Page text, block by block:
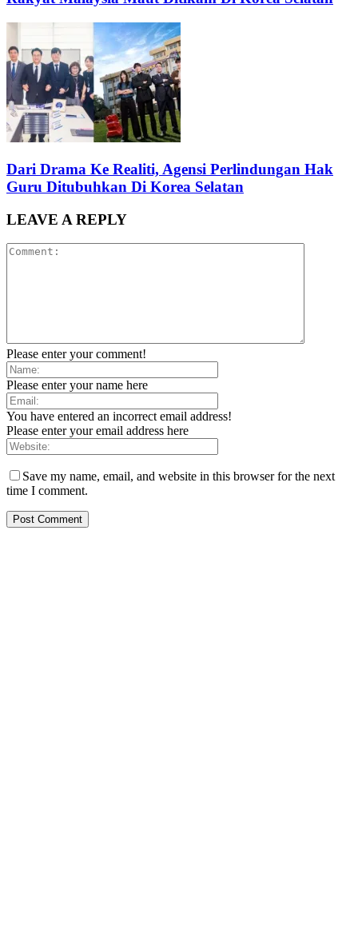
Dari Drama Ke Realiti, Agensi Perlindungan Hak
Guru Ditubuhkan Di Korea Selatan
LEAVE A REPLY
Please enter your comment!
Please enter your name here
You have entered an incorrect email address!
Please enter your email address here
Save my name, email, and website in this browser for the next
time I comment.